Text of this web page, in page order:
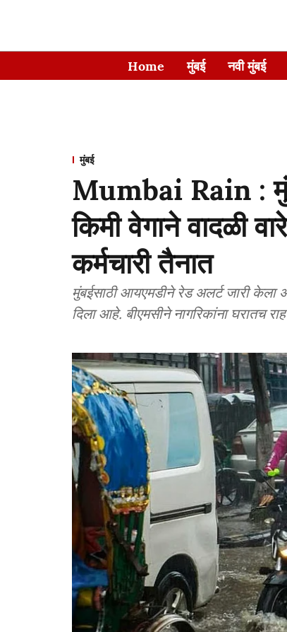
Home मुंबई नवी मुंबई
मुंबई
Mumbai Rain :
किमी वेगाने वादळी
कर्मचारी तैनात
मुंबईसाठी आयएमडीने रेड अलर्ट जारी केला
दिला आहे. बीएमसीने नागरिकांना घरातच